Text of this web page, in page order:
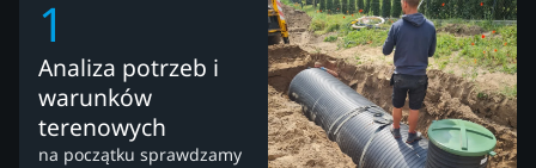
1
Analiza potrzeb i
warunków
terenowych
na początku sprawdzamy